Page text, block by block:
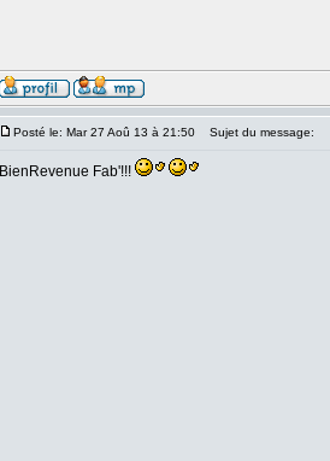
Posté le: Mar 27 Aoû 13 à 21:50 Sujet du message:
BienRevenue Fab'!!!